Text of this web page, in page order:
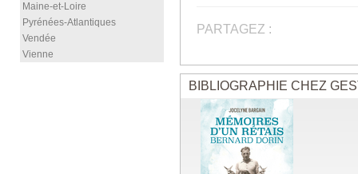
Maine-et-Loire
Pyrénées-Atlantiques
Vendée
Vienne
PARTAGEZ :
BIBLIOGRAPHIE CHEZ